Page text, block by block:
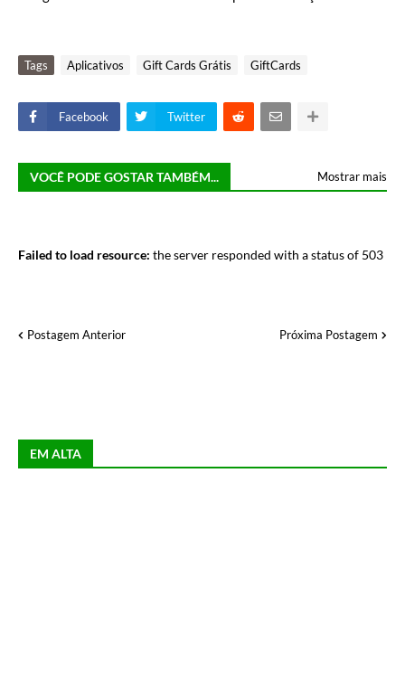
Tags Aplicativos Gift Cards Grátis GiftCards
Facebook Twitter
VOCÊ PODE GOSTAR TAMBÉM... Mostrar mais
Failed to load resource: the server responded with a status of 503
Postagem Anterior Próxima Postagem
EM ALTA